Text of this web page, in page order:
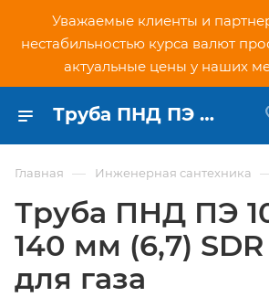
Уважаемые клиенты и
нестабильностью курса валют
актуальные цены у наших
Труба ПНД ПЭ 100 140 мм (6,7) SDR 21 для газа - купить по низкой цене в Москве, интернет-магазин PNDtech.ru
Главная — Инженерная сантехника
Труба ПНД ПЭ
140 мм (6,7) SDR
для газа